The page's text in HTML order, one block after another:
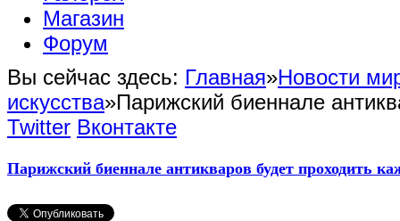
Магазин
Форум
Вы сейчас здесь: Главная»Новости
искусства»Парижский биеннале
Twitter Вконтакте
Парижский биеннале антикваров будет проходить